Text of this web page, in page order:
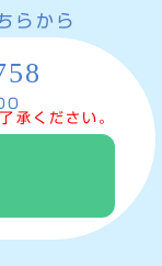
らから
承ください。